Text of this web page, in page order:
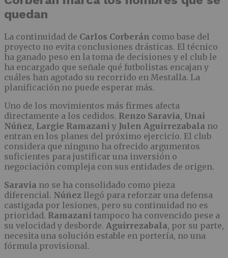
quedan
La continuidad de Carlos Corberán como base del
proyecto no evita conclusiones drásticas. El técnico
ha ganado peso en la toma de decisiones y el club le
ha encargado que señale qué futbolistas encajan y
cuáles han agotado su recorrido en Mestalla. La
planificación no puede esperar más.
Uno de los movimientos más firmes afecta
directamente a los cedidos. Renzo Saravia, Unai
Núñez, Largie Ramazani y Julen Aguirrezabala no
entran en los planes del próximo ejercicio. El club
considera que ninguno ha ofrecido argumentos
suficientes para justificar una inversión o
negociación compleja con sus entidades de origen.
Saravia no se ha consolidado como pieza
diferencial. Núñez llegó para reforzar una defensa
castigada por lesiones, pero su continuidad no es
prioridad. Ramazani tampoco ha convencido pese a
su velocidad y desborde. Aguirrezabala, por su parte,
necesita una solución estable en portería, no una
fórmula provisional.